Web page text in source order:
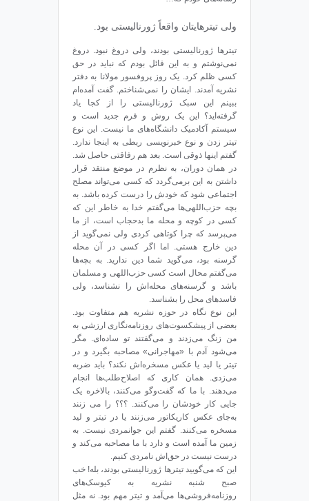
ولی تیترهایتان واقعاً ژورنالیستی بود.
تیترها ژورنالیستی بودند، ولی دروغ نبود. دروغ
نمی‌نوشتم و به این قائل بودم که نباید در حق
کسی ظلم کرد. یک روز پروفسور مولانا به دفتر
نشریه آمدند. ایشان را نمی‌شناختم. گفت آمد‌ه‌ام
ببینم این سبک ژورنالیستی را از کجا یاد
گرفته‌اید؟ این یک روش و فرم جدید است و
سیستم آکادمیک دانشگاه‌های ما نیست. این نوع
تیتر زدن و نوع خبرنویسی ربطی به اینجا ندارد.
گفتم اینها ذوقی است. بعد هم رفاقتی حاصل شد.
در همان دوران، به نظرم در موضع منتقد قرار
داشتن به این برمی‌گردد که کسی می‌تواند مصلح
اجتماعی شود که خودش را درست کرده باشد. به
بچه‌ حزب‌اللهی‌ها می‌گفتم خدا به خاطر این که
کسی در کوچه و محله‌ ما بدحجاب است، از ما
می‌پرسد که چرا کوتاهی کردی ولی نمی‌گوید از
دین خارج هستی. اما اگر کسی در آن محله
گرسنه بود، می‌گوید شما دین ندارید. به بچه‌ها
می‌گفتم محال است کسی حزب‌اللهی و مسلمان
باشد و گرسنه‌های محله‌اش را نشناسد، ولی
فاسدهای محل را بشناسد.
این نوع نگاه در حوزه‌ نشریه هم متفاوت بود.
بعضی از پیشکسوت‌های روزنامه‌نگاری ارزشی به
من زنگ می‌زدند و می‌گفتند تو ساده‌ای. مگر
می‌شود آدم با «مهاجرانی» مصاحبه بگیرد و در
تیتر یا لید یا عکس مسخره‌اش نکند؟ باید ضربه
می‌زدی. همان کاری که اصلاح‌طلب‌ها انجام
می‌دهند. با ما که گفت‌وگو می‌کنند، بالاخره یک
جایی کار خودشان را می‌کنند. ؟؟؟ را می زنند
به‌جای عکس کاریکاتور می‌زنند یا در تیتر و لید
مسخره می‌کنند. گفتم این جوانمردی نیست. به
زمین ما آمده است و دارد با ما مصاحبه می‌کند و
درست نیست در حق‌اش نامردی کنیم.
این که می‌گویید تیترها ژورنالیستی بودند، بله! خب
صبح شنبه نشریه به کیوسک‌های
روزنامه‌فروشی‌ها می‌آمد و تیتر مهم بود. نه مثل